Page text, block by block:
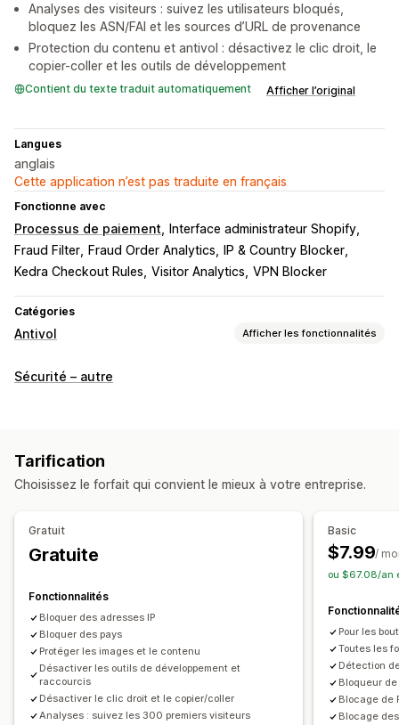
Analyses des visiteurs : suivez les utilisateurs bloqués,
bloquez les ASN/FAI et les sources d’URL de provenance
Protection du contenu et antivol : désactivez le clic droit, le
copier-coller et les outils de développement
Contient du texte traduit automatiquement Afficher l’original
Langues
anglais
Cette application n’est pas traduite en français
Fonctionne avec
Processus de paiement
Interface administrateur Shopify
Fraud Filter
Fraud Order Analytics
IP & Country Blocker
Kedra Checkout Rules Visitor Analytics VPN Blocker
Catégories
Antivol Afficher les fonctionnalités
Ressources protégées
Données clients
Copier-coller
Écran d’impression
Téléchargement d’image
Web scraping
Extensions espionnes
Raccourcis clavier Accès aux régions
Message de droits d’auteur
Sécurité – autre
Tarification
Choisissez le forfait qui convient le mieux à votre entreprise.
Gratuit
Gratuite
Fonctionnalités
Bloquer des adresses IP
Bloquer des pays
Protéger les images et le contenu
Désactiver les outils de développement et
raccourcis
Désactiver le clic droit et le copier/coller
Analyses : suivez les 300 premiers visiteurs
Basic
$7.99/
ou $67.08/an
Pour les
Toutes les
Détection
Bloqueur
Blocage de
Blocage